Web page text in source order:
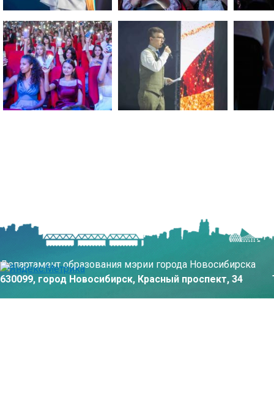
Департамент образования мэрии города Новосибирска
630099, город Новосибирск, Красный проспект, 34